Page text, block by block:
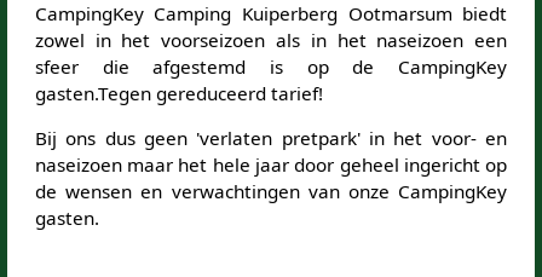
CampingKey Camping Kuiperberg Ootmarsum biedt
zowel in het voorseizoen als in het naseizoen een
sfeer die afgestemd is op de CampingKey
gasten.Tegen gereduceerd tarief!
Bij ons dus geen 'verlaten pretpark' in het voor- en
naseizoen maar het hele jaar door geheel ingericht op
de wensen en verwachtingen van onze CampingKey
gasten.